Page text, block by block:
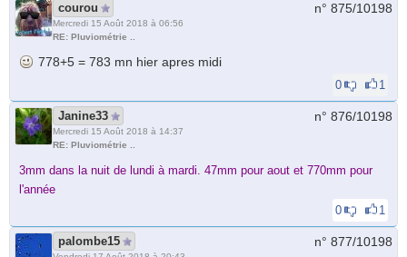
courou
Mercredi 15 Août 2018 à 06:56
RE: Pluviométrie ..
n° 875/10198
778+5 = 783 mn hier apres midi
0 1
Janine33
Mercredi 15 Août 2018 à 14:37
RE: Pluviométrie ..
n° 876/10198
3mm dans la nuit de lundi à mardi. 47mm pour aout et 770mm pour
l'année
0
1
palombe15 n° 877/10198